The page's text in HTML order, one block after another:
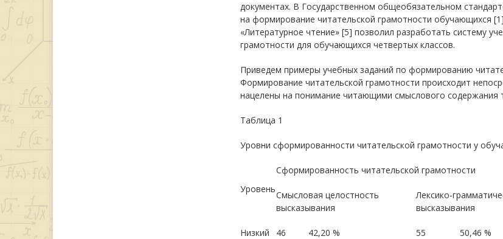
документах. В Государственном общеобязательном
на формирование читательской грамотности обучающихся
«Литературное чтение» [5] позволил разработать систему
грамотности для обучающихся четвертых классов.
Приведем примеры учебных заданий по формированию
Формирование читательской грамотности происходит
нацелены на понимание читающими смыслового содержания
Таблица 1
Уровни сформированности читательской грамотности у
Уровень
Сформированность читательской грамотности
Смысловая целостность
высказывания
Лексико-
высказывания
Низкий 46 42,20 % 55 50,46 %